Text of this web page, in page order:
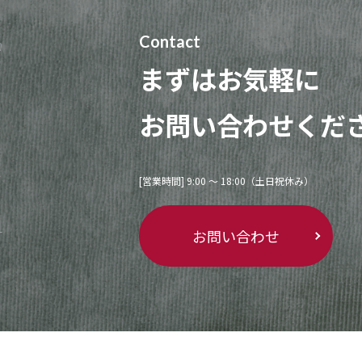
Contact
まずはお気軽に
お問い合わせくだ
[営業時間] 9:00 〜 18:00（土日祝休み）
お問い合わせ